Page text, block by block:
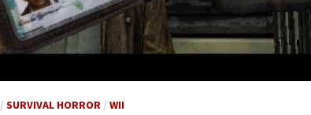
/SURVIVAL HORROR /WII